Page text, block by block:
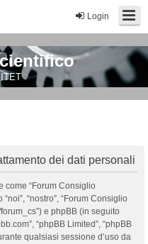
Login
dei dati personali
come “Forum Consiglio
“nostro”, “Forum Consiglio
e phpBB (in seguito
“phpBB Limited”, “phpBB
qualsiasi sessione d’uso da